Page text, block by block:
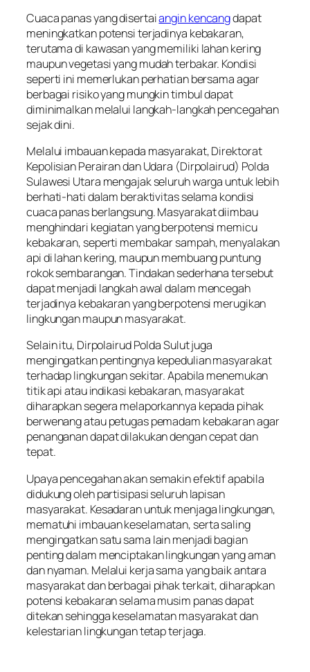
Cuaca panas yang disertaiangin kencangdapat
meningkatkan potensi terjadinya kebakaran,
terutama di kawasan yang memiliki lahan kering
maupun vegetasi yang mudah terbakar. Kondisi
seperti ini memerlukan perhatian bersama agar
berbagai risiko yang mungkin timbul dapat
diminimalkan melalui langkah-langkah pencegahan
sejak dini.
Melalui imbauan kepada masyarakat, Direktorat
Kepolisian Perairan dan Udara (Dirpolairud) Polda
Sulawesi Utara mengajak seluruh warga untuk lebih
berhati-hati dalam beraktivitas selama kondisi
cuaca panas berlangsung. Masyarakat diimbau
menghindari kegiatan yang berpotensi memicu
kebakaran, seperti membakar sampah, menyalakan
api di lahan kering, maupun membuang puntung
rokok sembarangan. Tindakan sederhana tersebut
dapat menjadi langkah awal dalam mencegah
terjadinya kebakaran yang berpotensi merugikan
lingkungan maupun masyarakat.
Selain itu, Dirpolairud Polda Sulut juga
mengingatkan pentingnya kepedulian masyarakat
terhadap lingkungan sekitar. Apabila menemukan
titik api atau indikasi kebakaran, masyarakat
diharapkan segera melaporkannya kepada pihak
berwenang atau petugas pemadam kebakaran agar
penanganan dapat dilakukan dengan cepat dan
tepat.
Upaya pencegahan akan semakin efektif apabila
didukung oleh partisipasi seluruh lapisan
masyarakat. Kesadaran untuk menjaga lingkungan,
mematuhi imbauan keselamatan, serta saling
mengingatkan satu sama lain menjadi bagian
penting dalam menciptakan lingkungan yang aman
dan nyaman. Melalui kerja sama yang baik antara
masyarakat dan berbagai pihak terkait, diharapkan
potensi kebakaran selama musim panas dapat
ditekan sehingga keselamatan masyarakat dan
kelestarian lingkungan tetap terjaga.